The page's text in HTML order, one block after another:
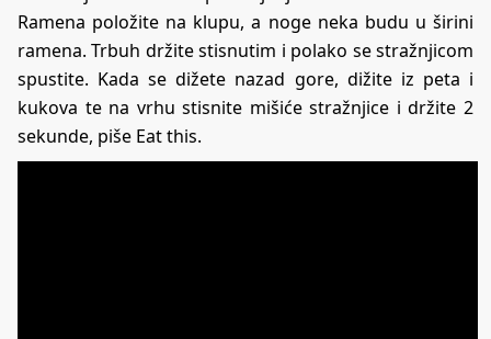
Ramena položite na klupu, a noge neka budu u širini
ramena. Trbuh držite stisnutim i polako se stražnjicom
spustite. Kada se dižete nazad gore, dižite iz peta i
kukova te na vrhu stisnite mišiće stražnjice i držite 2
sekunde, piše Eat this.